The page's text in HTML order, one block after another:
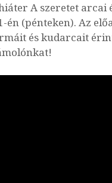
A szeretet
én (pénteken). Az
és kudarcait